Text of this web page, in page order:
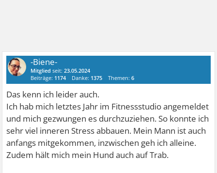
-Biene-
Mitglied seit:23.05.2024
Beiträge: 1174 Danke: 1375 Themen:6
Das kenn ich leider auch.
Ich hab mich letztes Jahr im Fitnessstudio angemeldet
und mich gezwungen es durchzuziehen. So konnte ich
sehr viel inneren Stress abbauen. Mein Mann ist auch
anfangs mitgekommen, inzwischen geh ich alleine.
Zudem hält mich mein Hund auch auf Trab.